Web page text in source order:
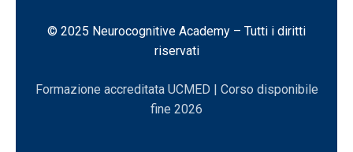
© 2025 Neurocognitive Academy – Tutti i diritti
riservati
Formazione accreditata UCMED | Corso disponibile
fine 2026